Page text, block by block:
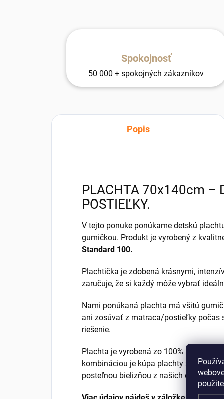
Spokojnosť
50 000 + spokojných zákazníkov
Popis
PLACHTA 70x140cm –
POSTIEĽKY.
V tejto ponuke ponúkame detskú
gumičkou. Produkt je vyrobený z
Standard 100.
Plachtička je zdobená krásnymi,
zaručuje, že si každý môže vybrať
Nami ponúkaná plachta má všitú
ani zosúvať z matraca/postieľky
riešenie.
Plachta je vyrobená zo 100% bavlny –
kombináciou je kúpa plachty z tejto
posteľnou bielizňou z našich ďalších